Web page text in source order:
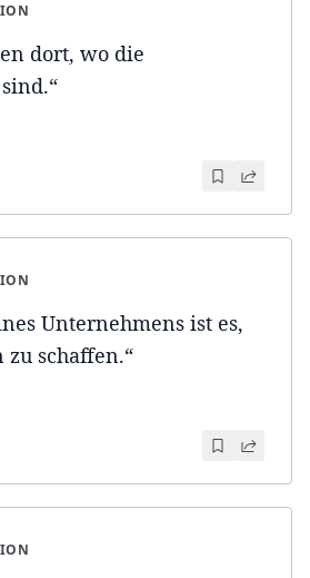
dort, wo die
“
Unternehmens ist es,
schaffen.“